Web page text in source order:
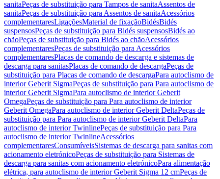
sanitaPeças de substituição para Tampos de sanitaAssentos de
sanitaPeças de substituição para Assentos de sanitaAcessórios
complementaresLigaçõesMaterial de fixaçãoBidésBidés
suspensosPeças de substituição para Bidés suspensosBidés ao
chãoPeças de substituição para Bidés ao chãoAcessórios
complementaresPeças de substituição para Acessórios
complementaresPlacas de comando de descarga e sistemas de
descarga para sanitasPlacas de comando de descargaPeças de
substituição para Placas de comando de descargaPara autoclismo de
interior Geberit SigmaPeças de substituição para Para autoclismo de
interior Geberit SigmaPara autoclismo de interior Geberit
OmegaPeças de substituição para Para autoclismo de interior
Geberit OmegaPara autoclismo de interior Geberit DeltaPeças de
substituição para Para autoclismo de interior Geberit DeltaPara
autoclismo de interior TwinlinePeças de substituição para Para
autoclismo de interior TwinlineAcessórios
complementaresConsumíveisSistemas de descarga para sanitas com
acionamento eletrónicoPeças de substituição para Sistemas de
descarga para sanitas com acionamento eletrónicoPara alimentação
elétrica, para autoclismo de interior Geberit Sigma 12 cmPeças de